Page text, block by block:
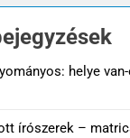
helye
írószerek –